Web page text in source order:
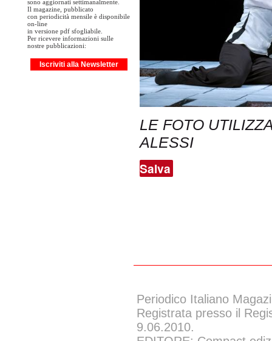
sono aggiornati settimanalmente.
Il magazine, pubblicato
con periodicità mensile è disponibile
on-line
in versione pdf sfogliabile.
Per ricevere informazioni sulle
nostre pubblicazioni:
Iscriviti alla Newsletter
LE FOTO
ALESSI
Salva
Periodico Italiano
Registrata presso il
9.06.2010.